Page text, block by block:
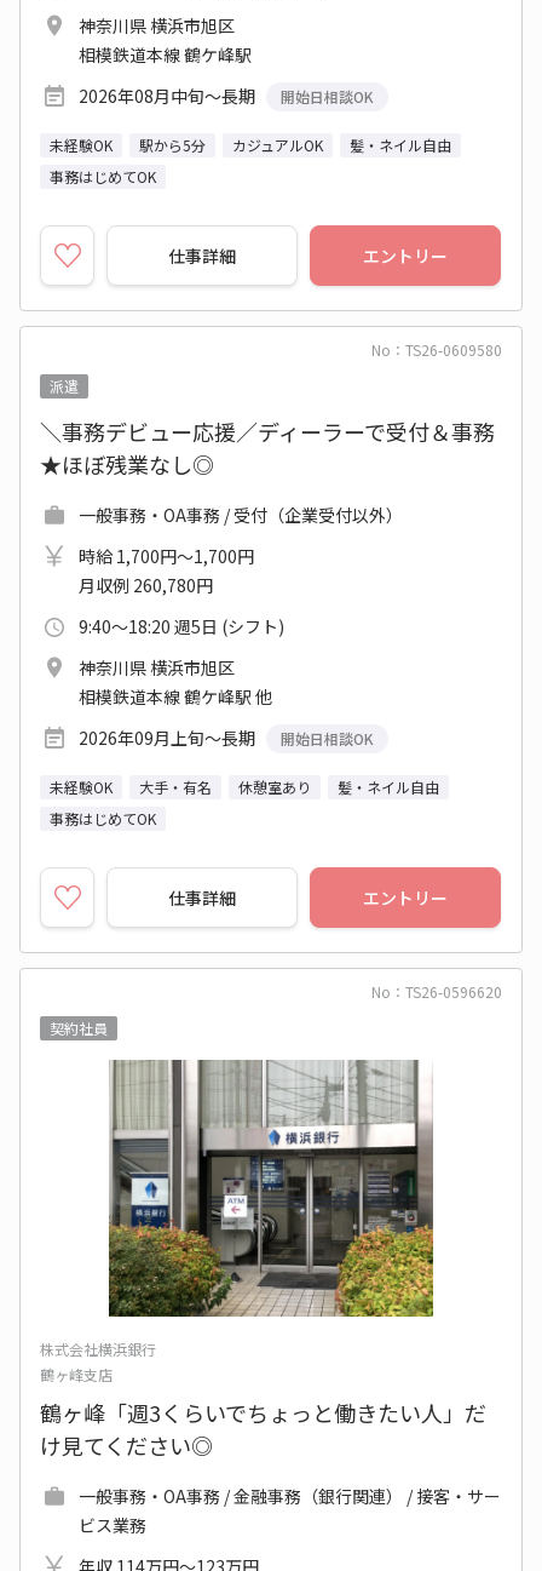
神奈川県 横浜市旭区
相模鉄道本線 鶴ケ峰駅
2026年08月中旬～長期
開始日相談OK
未経験OK 駅から5分 カジュアルOK
髪・ネイル自由
事務はじめてOK
仕事詳細 エントリー
No：TS26-0609580
派遣
＼事務デビュー応援／ディーラーで受付＆事務
★ほぼ残業なし◎
一般事務・OA事務 / 受付（企業受付以外）
時給 1,700円～1,700円
月収例 260,780円
9:40～18:20 週5日 (シフト)
神奈川県 横浜市旭区
相模鉄道本線 鶴ケ峰駅 他
2026年09月上旬～長期
開始日相談OK
未経験OK 大手・有名 休憩室あり
髪・ネイル自由
事務はじめてOK
仕事詳細 エントリー
No：TS26-0596620
契約社員
株式会社横浜銀行
鶴ヶ峰支店
鶴ヶ峰「週3くらいでちょっと働きたい人」だ
け見てください◎
一般事務・OA事務 / 金融事務（銀行関連） / 接客・サー
ビス業務